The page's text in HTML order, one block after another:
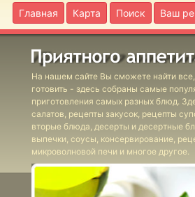
Главная Карта Поиск Ваш
На нашем сайте Вы сможете найти
готовить - здесь собраны самые
приготовления самых разных блюд.
салатов, рецепты закусок, рецепты
вторые блюда, десерты и десертные
выпечки, соусы, консервирование,
микроволновой печи и многое другое.
Бекон жареный
с яблоками по-
шведски
Блюдо с сыром
печеное
шведское